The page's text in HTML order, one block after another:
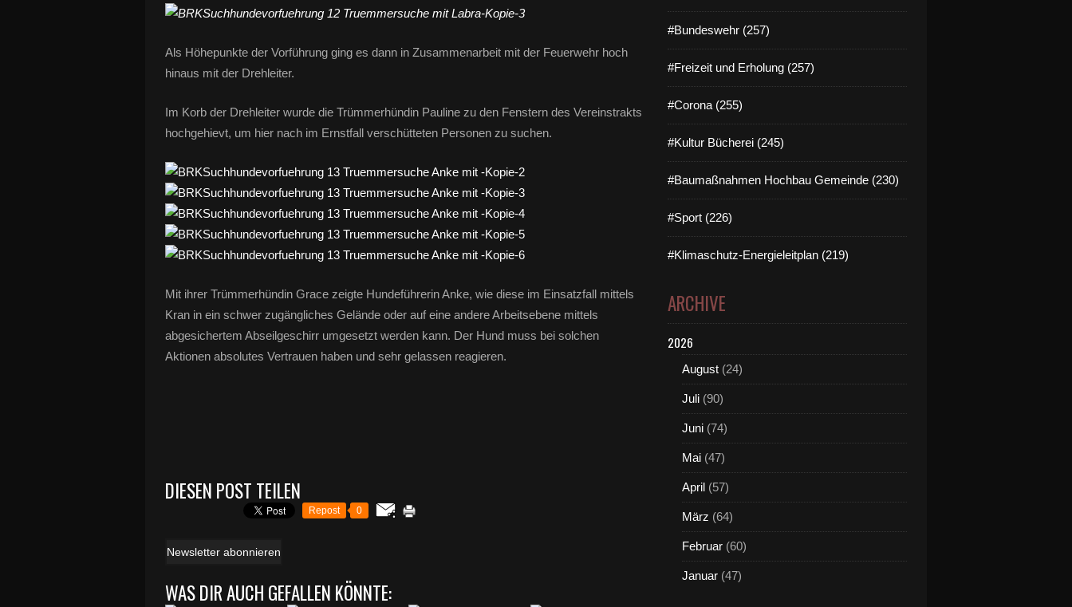
Als Höhepunkte der Vorführung ging es dann in Zusammenarbeit mit der Feuerwehr hoch
hinaus mit der Drehleiter.
Im Korb der Drehleiter wurde die Trümmerhündin Pauline zu den Fenstern des Vereinstrakts
hochgehievt, um hier nach im Ernstfall verschütteten Personen zu suchen.
Mit ihrer Trümmerhündin Grace zeigte Hundeführerin Anke, wie diese im Einsatzfall mittels
Kran in ein schwer zugängliches Gelände oder auf eine andere Arbeitsebene mittels
abgesichertem Abseilgeschirr umgesetzt werden kann. Der Hund muss bei solchen
Aktionen absolutes Vertrauen haben und sehr gelassen reagieren.
DIESEN POST TEILEN
Repost 0
Newsletter abonnieren
WAS DIR AUCH GEFALLEN KÖNNTE:
#Bundeswehr (257)
#Freizeit und Erholung (257)
#Corona (255)
#Kultur Bücherei (245)
#Baumaßnahmen Hochbau Gemeinde (230)
#Sport (226)
#Klimaschutz-Energieleitplan (219)
ARCHIVE
2026
August (24)
Juli (90)
Juni (74)
Mai (47)
April (57)
März (64)
Februar (60)
Januar (47)